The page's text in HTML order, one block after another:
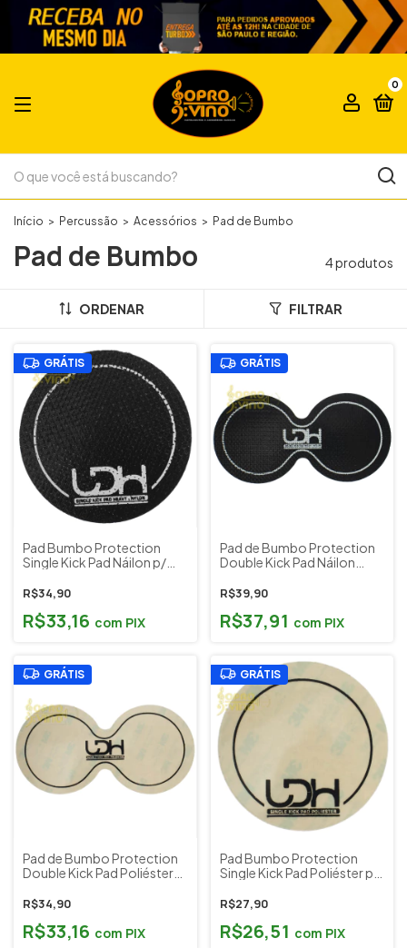
0
Início > Percussão > Acessórios > Pad de Bumbo
Pad de Bumbo 4 produtos
ORDENAR FILTRAR
GRÁTIS
Pad Bumbo Protection
Single Kick Pad Náilon p/
Luen LDH Cód. 98260
R$34,90
R$33,16 com PIX
GRÁTIS
Pad de Bumbo Protection
Double Kick Pad Náilon
LDH Cód. 98260
R$39,90
R$37,91 com PIX
GRÁTIS
Pad de Bumbo Protection
Double Kick Pad Poliéster
98258
R$34,90
R$33,16 com PIX
GRÁTIS
Pad Bumbo Protection
Single Kick Pad Poliéster p/
Luen LDH Cód. 98259
R$27,90
R$26,51 com PIX